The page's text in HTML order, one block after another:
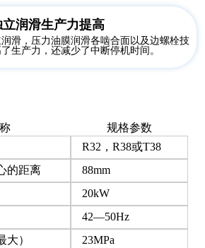
润滑生产力提高
滑，压力油膜润滑各啮合面以及边螺栓技
生产力，还减少了中断停机时间。
规格参数
R32，R38或T38
的距离
88mm
20kW
42—50Hz
）
23MPa